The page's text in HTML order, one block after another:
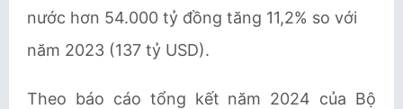
nước hơn 54.000 tỷ đồng tăng 11,2% so với
năm 2023 (137 tỷ USD).
Theo báo cáo tổng kết năm 2024 của Bộ